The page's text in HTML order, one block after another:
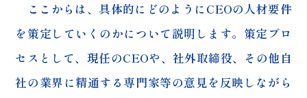
ここからは、具体的にどのようにCEOの人材要件
を策定していくのかについて説明します。策定プロ
セスとして、現任のCEOや、社外取締役、その他自
社の業界に精通する専門家等の意見を反映しながら